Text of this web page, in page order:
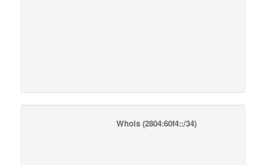
Whois (2804:60f4::/34)